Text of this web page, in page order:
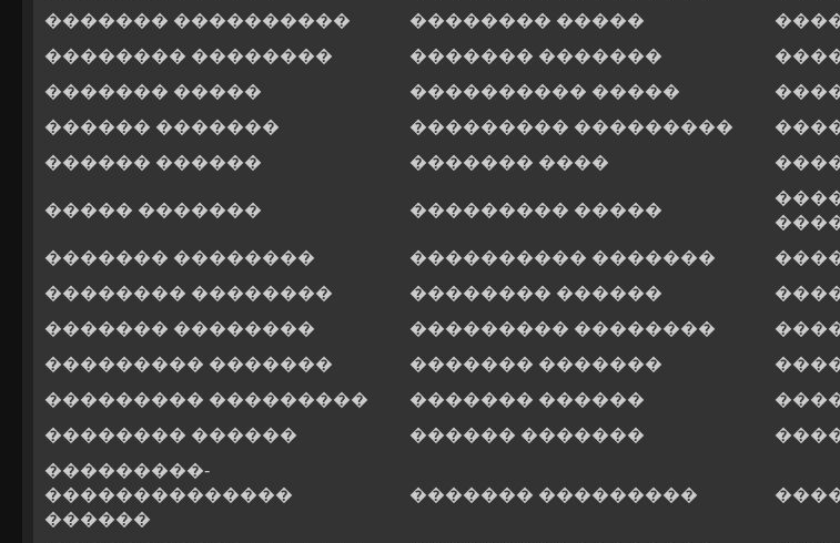
������� ����������
�������� �����
�������� ��������
������� �������
������� �����
���������� �����
������ �������
��������� ���������
������ ������
������� ����
����� ������� ��������� �����
������� ��������
���������� �������
�������� ��������
�������� ������
������� ��������
��������� ��������
��������� �������
������� �������
��������� ���������
������� ������
�������� ������
������ �������
���������-
��������������
������
������� ���������